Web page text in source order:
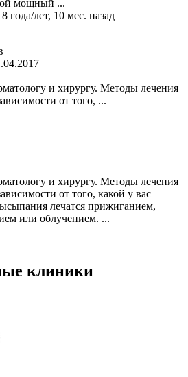
мощный ...
8 года/лет, 10 мес. назад
и хирургу. Методы лечения
от того, ...
и хирургу. Методы лечения
от того, какой у вас
лечатся прижиганием,
или облучением. ...
клиники